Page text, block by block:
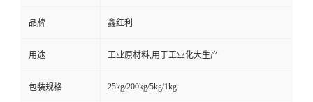
品牌 鑫红利
用途 工业原材料,用于工业化大生产
包装规格 25kg/200kg/5kg/1kg